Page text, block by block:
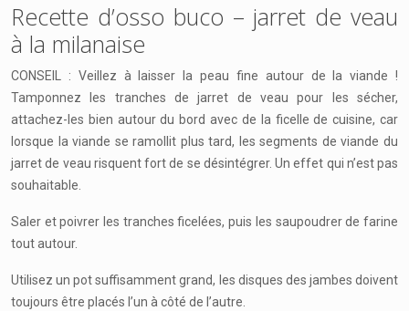
Recette d’osso buco – jarret de veau
à la milanaise
CONSEIL : Veillez à laisser la peau fine autour de la viande !
Tamponnez les tranches de jarret de veau pour les sécher,
attachez-les bien autour du bord avec de la ficelle de cuisine, car
lorsque la viande se ramollit plus tard, les segments de viande du
jarret de veau risquent fort de se désintégrer. Un effet qui n’est pas
souhaitable.
Saler et poivrer les tranches ficelées, puis les saupoudrer de farine
tout autour.
Utilisez un pot suffisamment grand, les disques des jambes doivent
toujours être placés l’un à côté de l’autre.